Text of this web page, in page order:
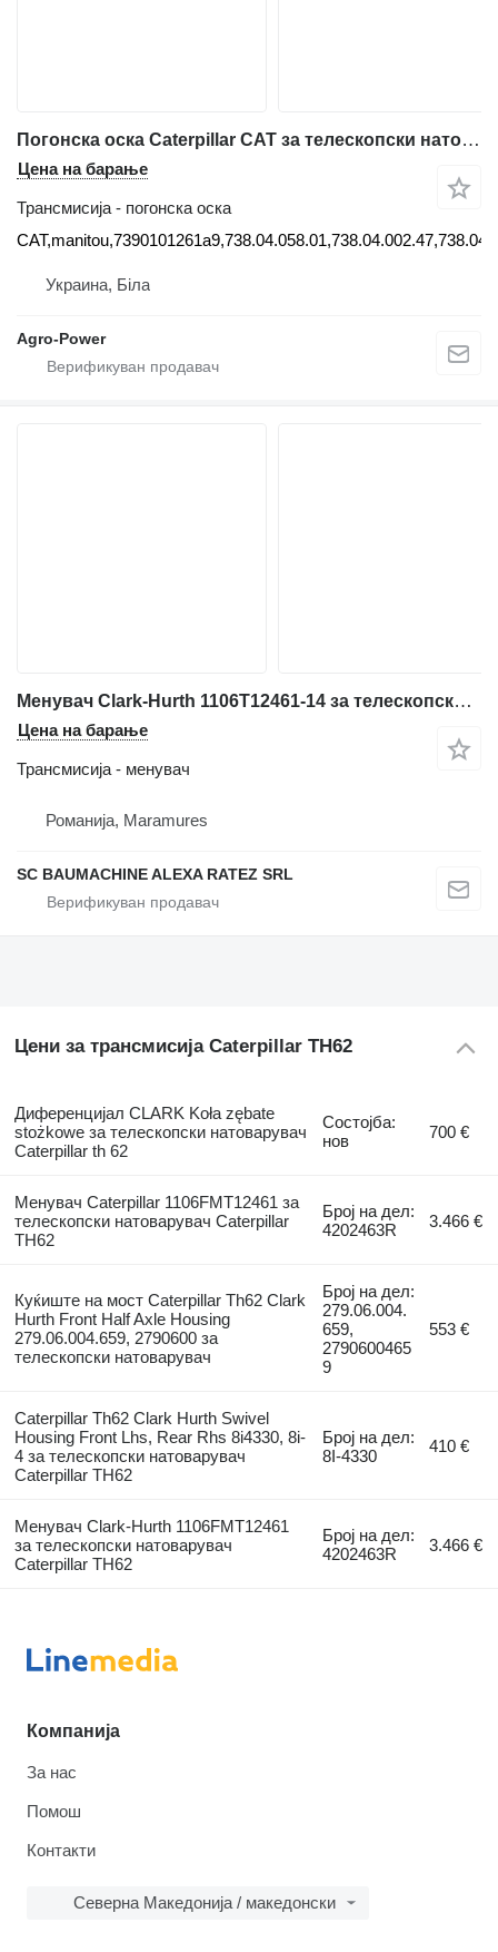
Погонска оска Caterpillar CAT за телескопски натоварувач Caterpillar th62,63,82,83,manitou,626, CAT,manitou,7390101261a9,738.04.058.01,738.04.002.47,738.04.001.04
Цена на барање
Трансмисија - погонска оска
Украина, Біла
Agro-Power
Менувач Clark-Hurth 1106T12461-14 за телескопски натоварувач Caterpillar TH62
Цена на барање
Трансмисија - менувач
Романија, Maramures
SC BAUMACHINE ALEXA RATEZ SRL
Цени за трансмисија Caterpillar TH62
Диференцијал CLARK Koła zębate
stożkowe за телескопски натоварувач
Caterpillar th 62
Состојба:
нов
700 €
Менувач Caterpillar 1106FMT12461 за
телескопски натоварувач Caterpillar
TH62
Број на дел:
4202463R
3.466 €
Куќиште на мост Caterpillar Th62 Clark
Hurth Front Half Axle Housing
279.06.004.659, 2790600 за
телескопски натоварувач
Број на дел:
279.06.004.
659,
2790600465
9
553 €
Caterpillar Th62 Clark Hurth Swivel
Housing Front Lhs, Rear Rhs 8i4330, 8i-
4 за телескопски натоварувач
Caterpillar TH62
Број на дел:
8I-4330
410 €
Менувач Clark-Hurth 1106FMT12461
за телескопски натоварувач
Caterpillar TH62
Број на дел:
4202463R
3.466 €
Компанија
За нас
Помош
Контакти
Северна Македонија / македонски